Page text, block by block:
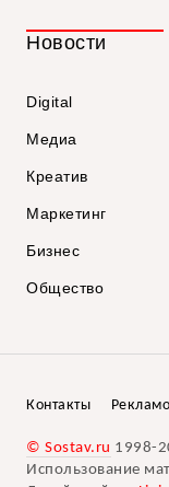
Новости
Digital
Медиа
Креатив
Маркетинг
Бизнес
Общество
Контакты
© Sostav.ru 1998-
Использование